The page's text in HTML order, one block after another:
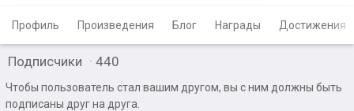
Профиль Произведения Блог Награды Достижения
Подписчики · 440
Чтобы пользователь стал вашим другом, вы с ним должны быть
подписаны друг на друга.